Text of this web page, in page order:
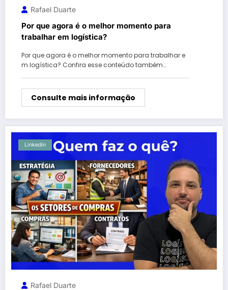
Rafael Duarte
Por que agora é o melhor momento para
trabalhar em logística?
Por que agora é o melhor momento para trabalhar e
m logística? Confira esse conteúdo também…
Consulte mais informação
Linkedin
Rafael Duarte